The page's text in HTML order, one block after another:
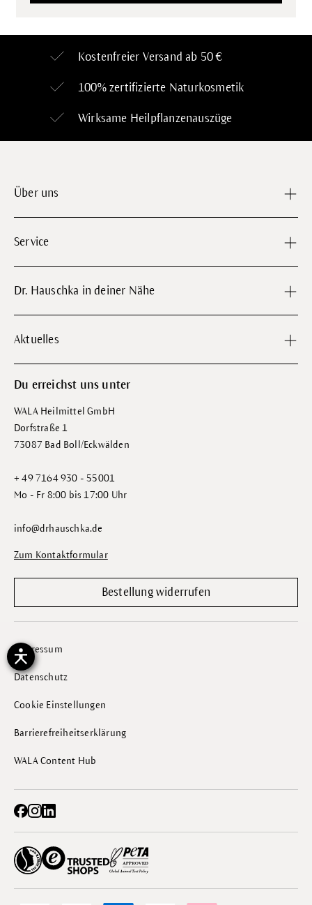
Kostenfreier Versand ab 50 €
100% zertifizierte Naturkosmetik
Wirksame Heilpflanzenauszüge
Über uns
Service
Dr. Hauschka in deiner Nähe
Aktuelles
Du erreichst uns unter
WALA Heilmittel GmbH
Dorfstraße 1
73087 Bad Boll/Eckwälden
+ 49 7164 930 - 55001
Mo - Fr 8:00 bis 17:00 Uhr
info@drhauschka.de
Zum Kontaktformular
Bestellung widerrufen
Impressum
Datenschutz
Cookie Einstellungen
Barrierefreiheitserklärung
WALA Content Hub